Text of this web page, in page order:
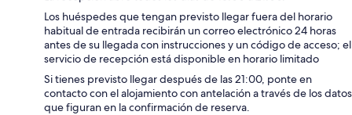
Los huéspedes que tengan previsto llegar fuera del horario
habitual de entrada recibirán un correo electrónico 24 horas
antes de su llegada con instrucciones y un código de acceso; el
servicio de recepción está disponible en horario limitado
Si tienes previsto llegar después de las 21:00, ponte en
contacto con el alojamiento con antelación a través de los datos
que figuran en la confirmación de reserva.